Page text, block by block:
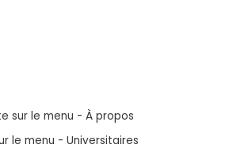
sur le menu - À propos
le menu - Universitaires